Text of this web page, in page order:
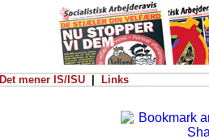
Det mener IS/ISU Links